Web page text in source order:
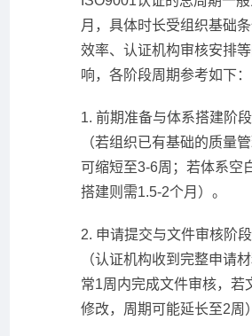
月，具体时长受组织基础
效率、认证机构审核安排
响，各阶段周期参考如下：
1. 前期准备与体系搭建阶
（若组织已有基础的质量管
可缩短至3-6周；若体系空
搭建则需1.5-2个月）。
2. 申请提交与文件审核阶
（认证机构收到完整申请
常1周内完成文件审核，若
修改，周期可能延长至2周